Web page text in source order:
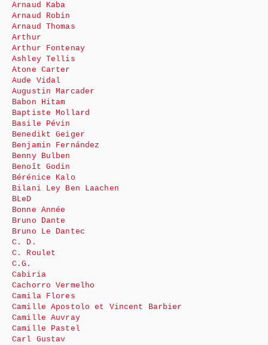
Arnaud Kaba
Arnaud Robin
Arnaud Thomas
Arthur
Arthur Fontenay
Ashley Tellis
Atone Carter
Aude Vidal
Augustin Marcader
Babon Hitam
Baptiste Mollard
Basile Pévin
Benedikt Geiger
Benjamin Fernández
Benny Bulben
Benoît Godin
Bérénice Kalo
Bilani Ley Ben Laachen
BLeD
Bonne Année
Bruno Dante
Bruno Le Dantec
C. D.
C. Roulet
C.G.
Cabiria
Cachorro Vermelho
Camila Flores
Camille Apostolo et Vincent Barbier
Camille Auvray
Camille Pastel
Carl Gustav